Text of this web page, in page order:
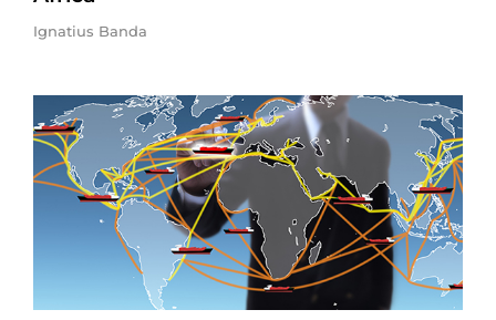
Ignatius Banda